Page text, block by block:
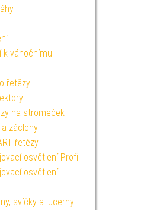
k vánočnímu
řetězy
na stromeček
záclony
řetězy
osvětlení Profi
osvětlení
svíčky a lucerny